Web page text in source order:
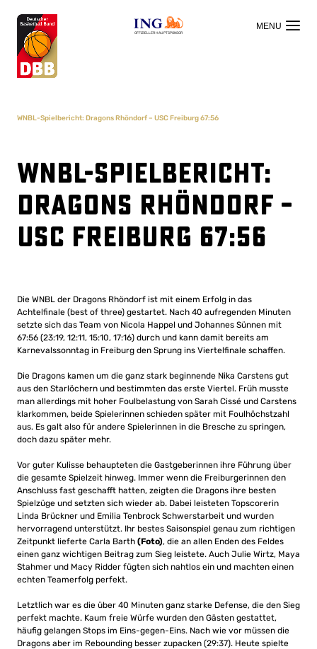
OFFIZIELLER HAUPTSPONSOR
WNBL-Spielbericht: Dragons Rhöndorf – USC Freiburg 67:56
WNBL-Spielbericht:
Dragons Rhöndorf –
USC Freiburg 67:56
Die WNBL der Dragons Rhöndorf ist mit einem Erfolg in das
Achtelfinale (best of three) gestartet. Nach 40 aufregenden Minuten
setzte sich das Team von Nicola Happel und Johannes Sünnen mit
67:56 (23:19, 12:11, 15:10, 17:16) durch und kann damit bereits am
Karnevalssonntag in Freiburg den Sprung ins Viertelfinale schaffen.
Die Dragons kamen um die ganz stark beginnende Nika Carstens gut
aus den Starlöchern und bestimmten das erste Viertel. Früh musste
man allerdings mit hoher Foulbelastung von Sarah Cissé und Carstens
klarkommen, beide Spielerinnen schieden später mit Foulhöchstzahl
aus. Es galt also für andere Spielerinnen in die Bresche zu springen,
doch dazu später mehr.
Vor guter Kulisse behaupteten die Gastgeberinnen ihre Führung über
die gesamte Spielzeit hinweg. Immer wenn die Freiburgerinnen den
Anschluss fast geschafft hatten, zeigten die Dragons ihre besten
Spielzüge und setzten sich wieder ab. Dabei leisteten Topscorerin
Linda Brückner und Emilia Tenbrock Schwerstarbeit und wurden
hervorragend unterstützt. Ihr bestes Saisonspiel genau zum richtigen
Zeitpunkt lieferte Carla Barth (Foto), die an allen Enden des Feldes
einen ganz wichtigen Beitrag zum Sieg leistete. Auch Julie Wirtz, Maya
Stahmer und Macy Ridder fügten sich nahtlos ein und machten einen
echten Teamerfolg perfekt.
Letztlich war es die über 40 Minuten ganz starke Defense, die den Sieg
perfekt machte. Kaum freie Würfe wurden den Gästen gestattet,
häufig gelangen Stops im Eins-gegen-Eins. Nach wie vor müssen die
Dragons aber im Rebounding besser zupacken (29:37). Heute spielte